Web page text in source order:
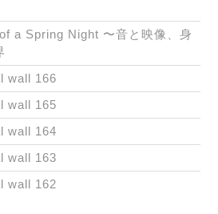
a Spring Night 〜音と映像、身
wall 166
wall 165
wall 164
wall 163
wall 162